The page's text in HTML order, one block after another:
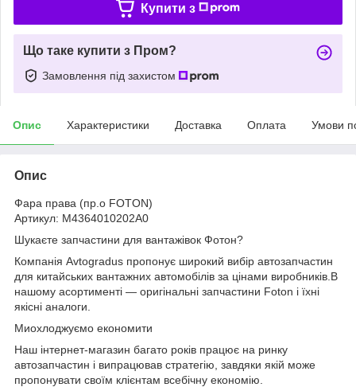
Купити з
Що таке купити з Пром?
Замовлення під захистом
Опис Характеристики Доставка Оплата Умови
Опис
Фара права (пр.о FOTON)
Артикул: M4364010202A0
Шукаєте запчастини для вантажівок Фотон?
Компанія Avtogradus пропонує широкий вибір автозапчастин
для китайських вантажних автомобілів за цінами виробників.В
нашому асортименті — оригінальні запчастини Foton і їхні
якісні аналоги.
Миохлоджуємо економити
Наш інтернет-магазин багато років працює на ринку
автозапчастин і випрацював стратегію, завдяки якій може
пропонувати своїм клієнтам всебічну економію.